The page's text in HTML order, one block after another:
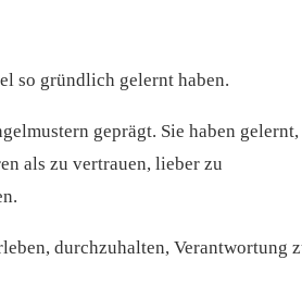
so gründlich gelernt haben.
geprägt. Sie haben gelernt,
als zu vertrauen, lieber zu
durchzuhalten, Verantwortung